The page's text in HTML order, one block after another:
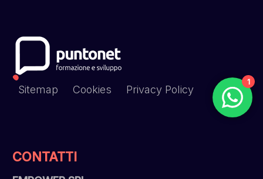
Sitemap Cookies Privacy Policy
CONTATTI
1